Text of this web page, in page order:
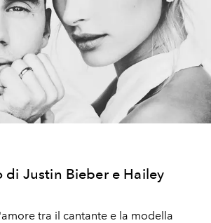
Justin Bieber e Hailey
tra il cantante e la modella